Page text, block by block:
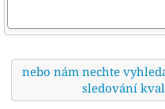
nebo nám nechte
sledování